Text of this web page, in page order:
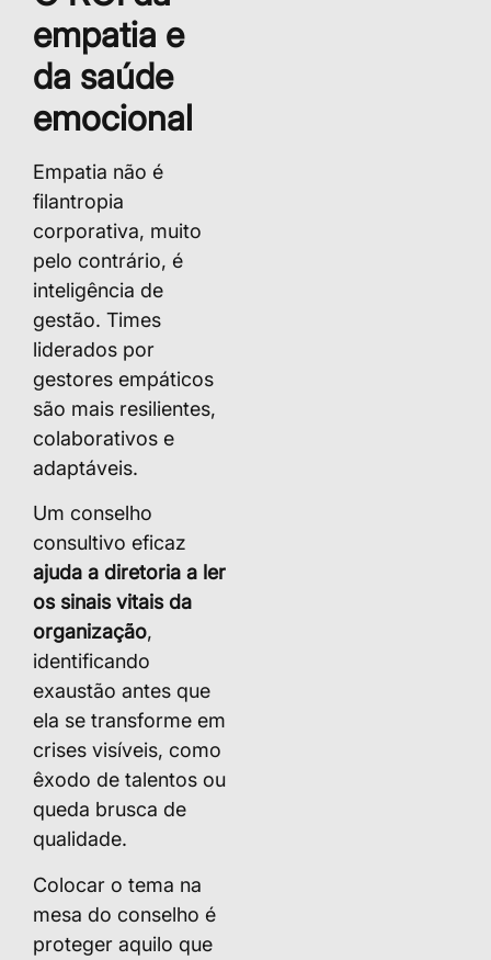
empatia e
da saúde
emocional
Empatia não é
filantropia
corporativa, muito
pelo contrário, é
inteligência de
gestão. Times
liderados por
gestores empáticos
são mais resilientes,
colaborativos e
adaptáveis.
Um conselho
consultivo eficaz
ajuda a diretoria a ler
os sinais vitais da
organização,
identificando
exaustão antes que
ela se transforme em
crises visíveis, como
êxodo de talentos ou
queda brusca de
qualidade.
Colocar o tema na
mesa do conselho é
proteger aquilo que